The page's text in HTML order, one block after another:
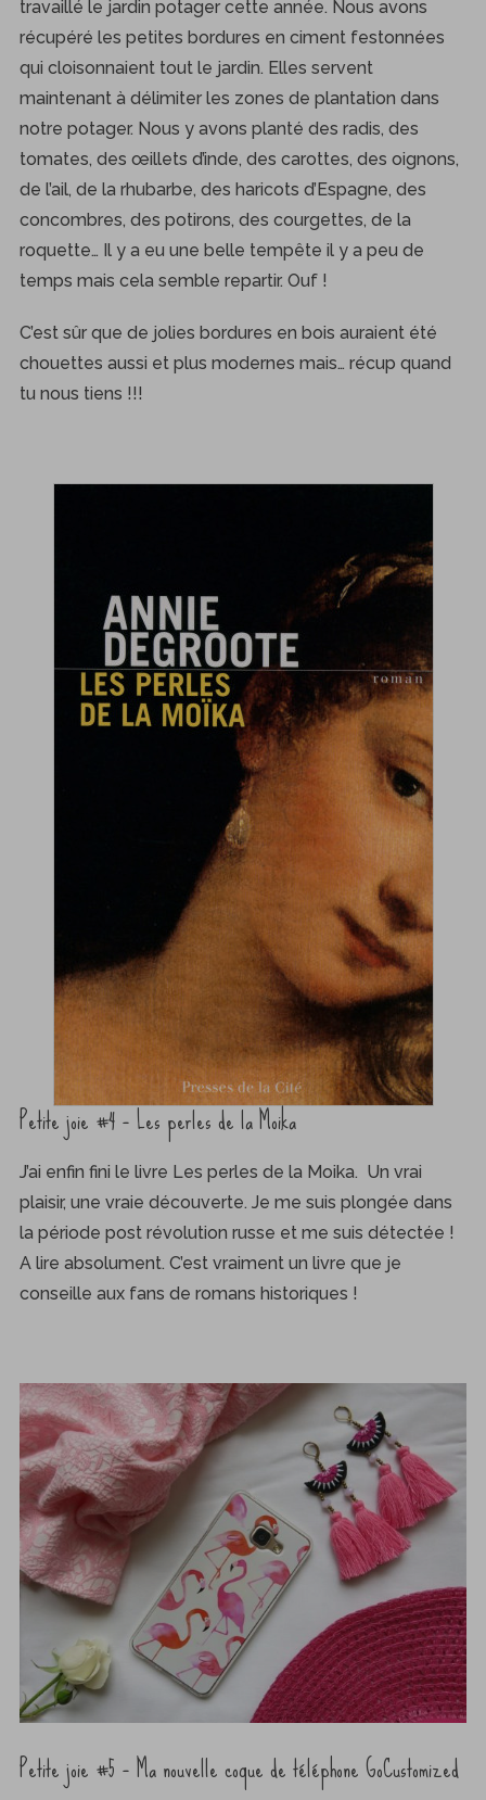
travaillé le jardin potager cette année. Nous avons
récupéré les petites bordures en ciment festonnées
qui cloisonnaient tout le jardin. Elles servent
maintenant à délimiter les zones de plantation dans
notre potager. Nous y avons planté des radis, des
tomates, des œillets d’inde, des carottes, des oignons,
de l’ail, de la rhubarbe, des haricots d’Espagne, des
concombres, des potirons, des courgettes, de la
roquette… Il y a eu une belle tempête il y a peu de
temps mais cela semble repartir. Ouf !
C’est sûr que de jolies bordures en bois auraient été
chouettes aussi et plus modernes mais… récup quand
tu nous tiens !!!
Petite joie #4 – Les perles de la Moika
J’ai enfin fini le livre Les perles de la Moika. Un vrai
plaisir, une vraie découverte. Je me suis plongée dans
la période post révolution russe et me suis détectée !
A lire absolument. C’est vraiment un livre que je
conseille aux fans de romans historiques !
Petite joie #5 – Ma nouvelle coque de téléphone GoCustomized